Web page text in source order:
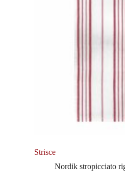
Strisce
Nordik stropicciato